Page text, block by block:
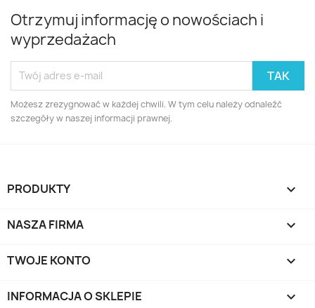
Otrzymuj informację o nowościach i
wyprzedażach
Możesz zrezygnować w każdej chwili. W tym celu należy odnaleźć
szczegóły w naszej informacji prawnej.
PRODUKTY 
NASZA FIRMA 
TWOJE KONTO 
INFORMACJA O SKLEPIE keyboard_arrow_down